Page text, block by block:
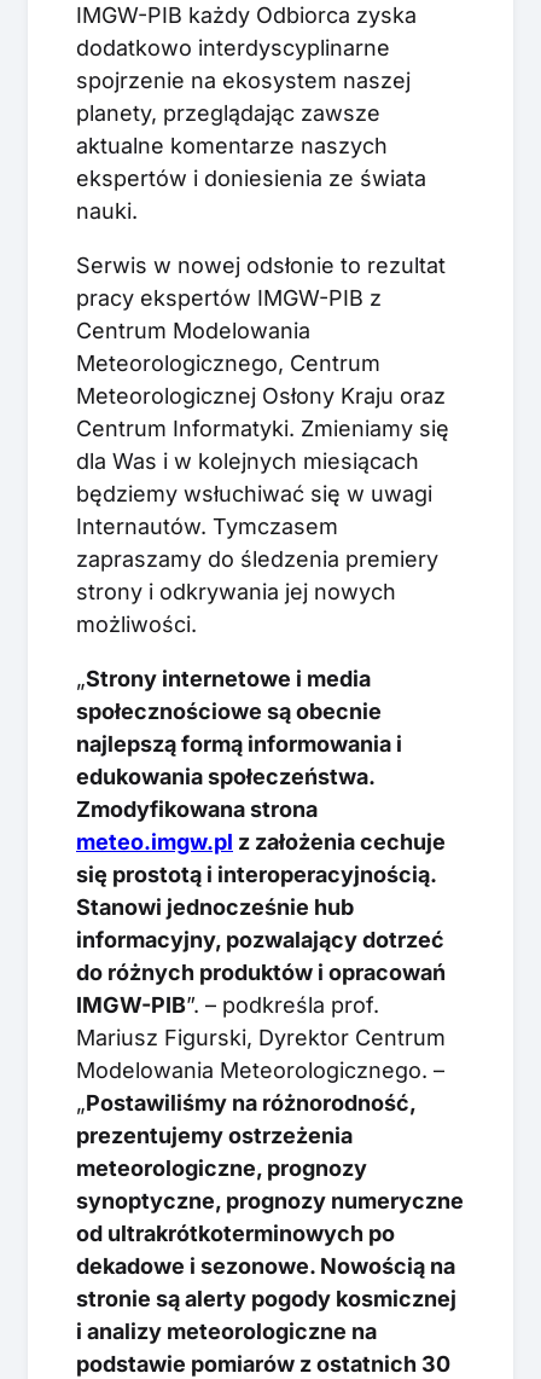
IMGW-PIB każdy Odbiorca zyska
dodatkowo interdyscyplinarne
spojrzenie na ekosystem naszej
planety, przeglądając zawsze
aktualne komentarze naszych
ekspertów i doniesienia ze świata
nauki.
Serwis w nowej odsłonie to rezultat
pracy ekspertów IMGW-PIB z
Centrum Modelowania
Meteorologicznego, Centrum
Meteorologicznej Osłony Kraju oraz
Centrum Informatyki. Zmieniamy się
dla Was i w kolejnych miesiącach
będziemy wsłuchiwać się w uwagi
Internautów. Tymczasem
zapraszamy do śledzenia premiery
strony i odkrywania jej nowych
możliwości.
„Strony internetowe i media
społecznościowe są obecnie
najlepszą formą informowania i
edukowania społeczeństwa.
Zmodyfikowana strona
meteo.imgw.pl z założenia cechuje
się prostotą i interoperacyjnością.
Stanowi jednocześnie hub
informacyjny, pozwalający dotrzeć
do różnych produktów i opracowań
IMGW-PIB”. – podkreśla prof.
Mariusz Figurski, Dyrektor Centrum
Modelowania Meteorologicznego. –
„Postawiliśmy na różnorodność,
prezentujemy ostrzeżenia
meteorologiczne, prognozy
synoptyczne, prognozy numeryczne
od ultrakrótkoterminowych po
dekadowe i sezonowe. Nowością na
stronie są alerty pogody kosmicznej
i analizy meteorologiczne na
podstawie pomiarów z ostatnich 30